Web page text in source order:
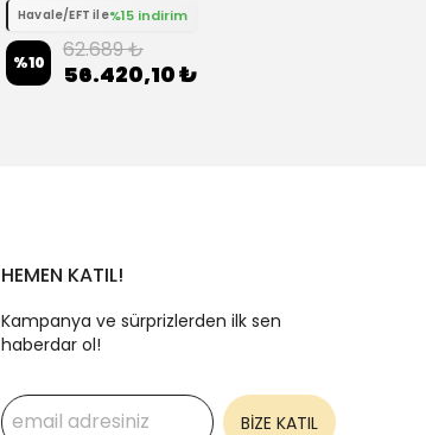
Havale/EFT ile%15 indirim
%10 62.689 ₺
56.420,10 ₺
HEMEN KATIL!
Kampanya ve sürprizlerden ilk sen
haberdar ol!
BİZE KATIL